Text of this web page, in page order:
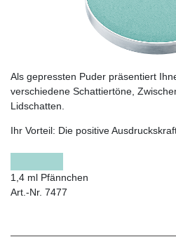
Als gepressten Puder präsentiert
verschiedene Schattiertöne,
Lidschatten.
Ihr Vorteil: Die positive
1,4 ml Pfännchen
Art.-Nr. 7477